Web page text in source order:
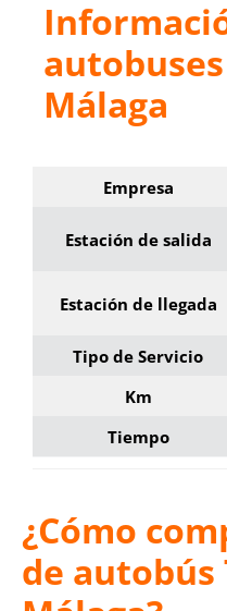
Málaga
Empresa
Estación de salida
Estación de llegada
Tipo de Servicio
Km
Tiempo
¿Cómo
de autobús